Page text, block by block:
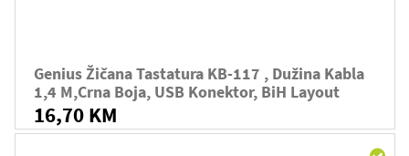
Genius Žičana Tastatura KB-117 , Dužina Kabla
1,4 M,crna Boja, USB Konektor, BiH Layout
16,70 KM